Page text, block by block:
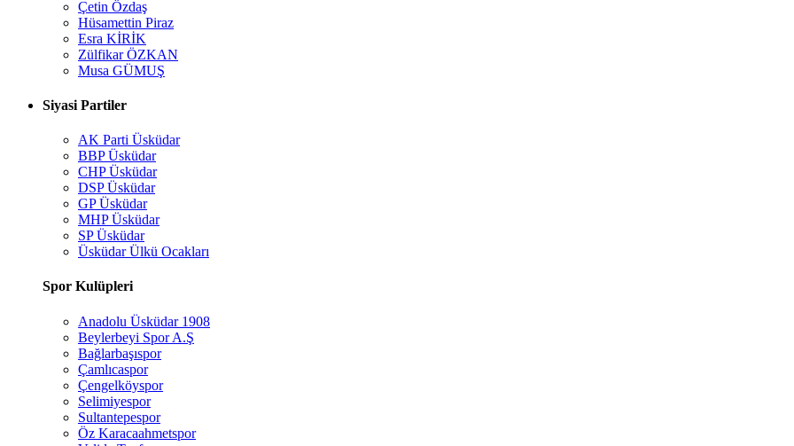
Çetin Özdaş
Hüsamettin Piraz
Esra KİRİK
Zülfikar ÖZKAN
Musa GÜMUŞ
Siyasi Partiler
AK Parti Üsküdar
BBP Üsküdar
CHP Üsküdar
DSP Üsküdar
GP Üsküdar
MHP Üsküdar
SP Üsküdar
Üsküdar Ülkü Ocakları
Spor Kulüpleri
Anadolu Üsküdar 1908
Beylerbeyi Spor A.Ş
Bağlarbaşıspor
Çamlıcaspor
Çengelköyspor
Selimiyespor
Sultantepespor
Öz Karacaahmetspor